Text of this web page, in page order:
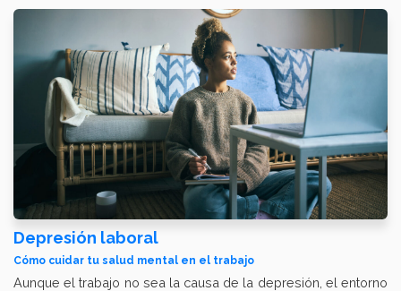
Depresión laboral
Cómo cuidar tu salud mental en el trabajo
Aunque el trabajo no sea la causa de la depresión, el entorno